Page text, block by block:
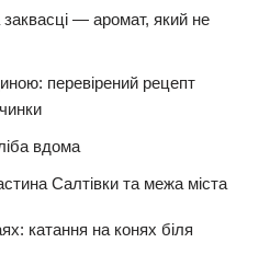
— аромат, який не
перевірений рецепт
вдома
Салтівки та межа міста
катання на конях біля